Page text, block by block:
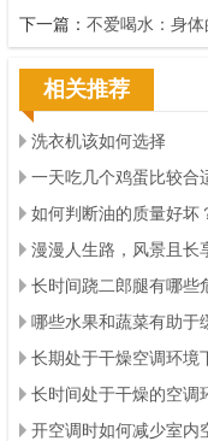
下一篇： 不爱喝水：身体
相关推荐
洗衣机该如何选择
一天吃几个鸡蛋比较合
如何判断油的质量好坏
漫漫人生路，风景且长
长时间跷二郎腿有哪些
哪些水果和蔬菜有助于
长期处于干燥空调环境
长时间处于干燥的空调
开空调时如何减少室内